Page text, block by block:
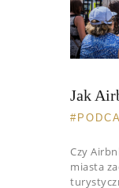
Jak
Czy
miasta